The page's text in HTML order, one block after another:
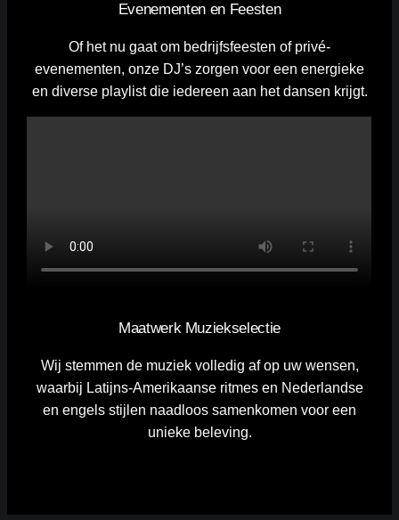
Evenementen en Feesten
Of het nu gaat om bedrijfsfeesten of privé-
evenementen, onze DJ’s zorgen voor een energieke
en diverse playlist die iedereen aan het dansen krijgt.
Maatwerk Muziekselectie
Wij stemmen de muziek volledig af op uw wensen,
waarbij Latijns-Amerikaanse ritmes en Nederlandse
en engels stijlen naadloos samenkomen voor een
unieke beleving.